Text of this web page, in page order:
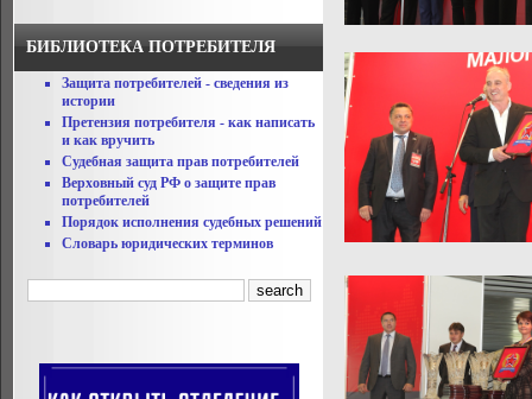
БИБЛИОТЕКА ПОТРЕБИТЕЛЯ
Защита потребителей - сведения из
истории
Претензия потребителя - как написать
и как вручить
Судебная защита прав потребителей
Верховный суд РФ о защите прав
потребителей
Порядок исполнения судебных решений
Словарь юридических терминов